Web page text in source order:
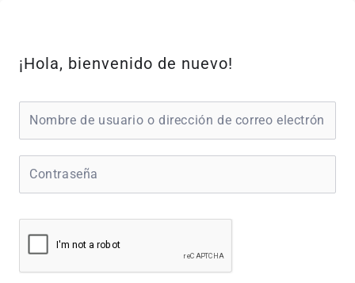
contenido
¡Hola, bienvenido de nuevo!